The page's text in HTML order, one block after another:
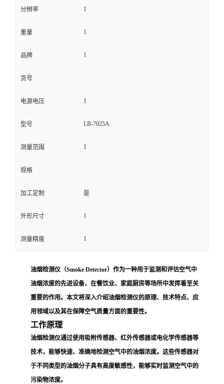
系
方
式
在
线
分辨率 1
重量 1
品牌 1
货号
电源电压 1
型号 LB-7025A
测量范围 1
规格
加工定制 是
外形尺寸 1
测量精度 1
油烟检测仪（Smoke Detector）作为一种用于监测和评估空气中
油烟浓度的先进设备，在餐饮业、家庭厨房等场所中发挥着至关
重要的作用。本文将深入介绍油烟检测仪的原理、技术特点、应
用领域以及其在保障空气质量方面的重要性。
工作原理
油烟检测仪通过使用吸附传感器、红外传感器或电化学传感器等
技术，能够快速、准确地检测空气中的油烟浓度。这些传感器对
于不同类型的油烟分子具有高度敏感性，能够实时监测空气中的
污染物浓度。